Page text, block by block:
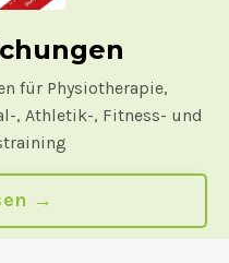
für Physiotherapie,
, Athletik-, Fitness- und
→